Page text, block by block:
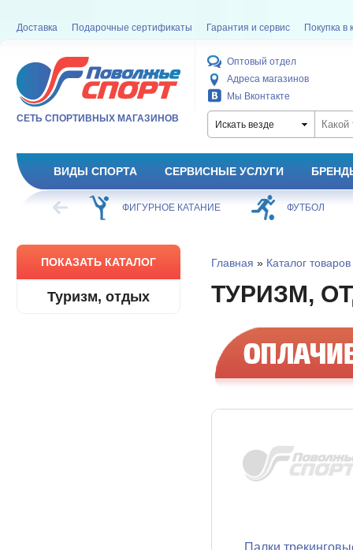
Доставка Подарочные сертификаты Гарантия и сервис Покупка в
СЕТЬ СПОРТИВНЫХ МАГАЗИНОВ
Оптовый отдел
Адреса магазинов
Мы Вконтакте
Искать везде
ВИДЫ СПОРТА СЕРВИСНЫЕ УСЛУГИ
ХОККЕЙ ФИГУРНОЕ КАТАНИЕ ФУТБОЛ
ПОКАЗАТЬ КАТАЛОГ
Туризм, отдых
Главная » Каталог товаров
ТУРИЗМ,
Палки